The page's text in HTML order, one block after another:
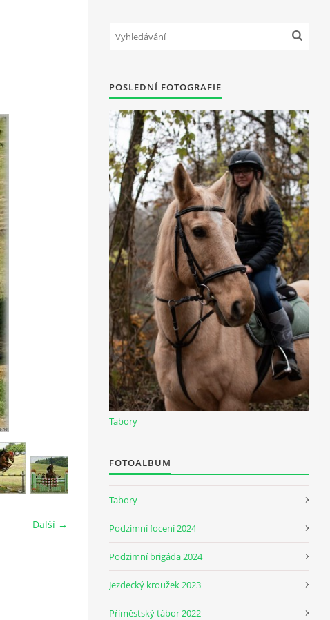
Další →
POSLEDNÍ FOTOGRAFIE
Tabory
FOTOALBUM
Tabory
Podzimní focení 2024
Podzimní brigáda 2024
Jezdecký kroužek 2023
Příměstský tábor 2022